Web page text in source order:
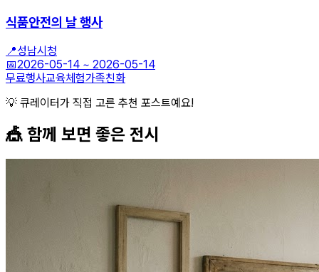
식품안전의 날 행사
📍성남시청
📅2026-05-14 ~ 2026-05-14
무료행사교육체험가족친화
💡 큐레이터가 직접 고른 추천 포스트예요!
🎪 함께 보면 좋은 전시